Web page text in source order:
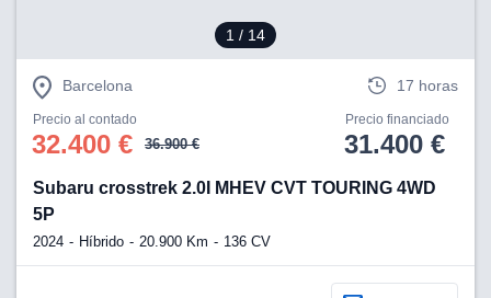
1 / 14
Barcelona 17 horas
Precio al contado
32.400 € 36.900 €
Precio financiado
31.400 €
Subaru crosstrek 2.0I MHEV CVT TOURING 4WD
5P
2024 Híbrido 20.900 Km 136 CV